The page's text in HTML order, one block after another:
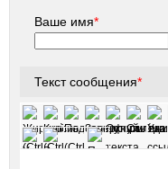
Ваше имя*
Текст сообщения*